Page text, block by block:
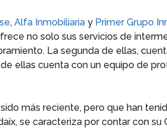
, Alfa Inmobiliaria y Primer Grupo
no solo sus servicios de
La segunda de ellas,
ellas cuenta con un equipo de
más reciente, pero que han
se caracteriza por contar con su